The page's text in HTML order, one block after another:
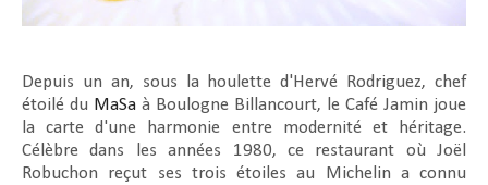
Depuis un an, sous la houlette d'Hervé Rodriguez, chef
étoilé du MaSa à Boulogne Billancourt, le Café Jamin joue
la carte d'une harmonie entre modernité et héritage.
Célèbre dans les années 1980, ce restaurant où Joël
Robuchon reçut ses trois étoiles au Michelin a connu